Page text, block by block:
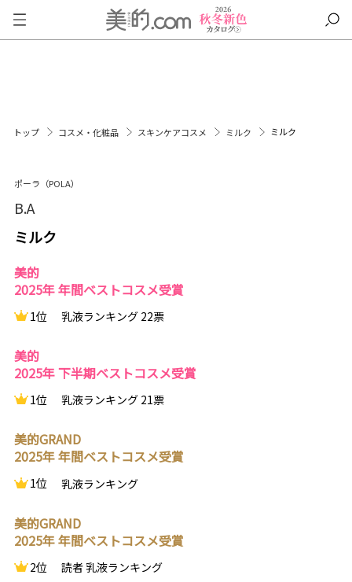
トップ コスメ・化粧品 スキンケアコスメ ミルク ミルク
ポーラ（POLA）
B.A
ミルク
美的
2025年 年間ベストコスメ受賞
1位 乳液ランキング 22票
美的
2025年 下半期ベストコスメ受賞
1位 乳液ランキング 21票
美的GRAND
2025年 年間ベストコスメ受賞
1位 乳液ランキング
美的GRAND
2025年 年間ベストコスメ受賞
2位 読者 乳液ランキング